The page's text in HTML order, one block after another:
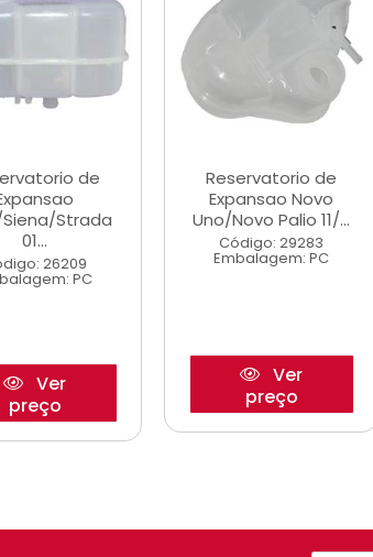
de
Strada
01...
26209
PC
Ver
preço
Reservatorio de
Expansao Novo
Uno/Novo Palio 11/...
Código: 29283
Embalagem: PC
Ver
preço